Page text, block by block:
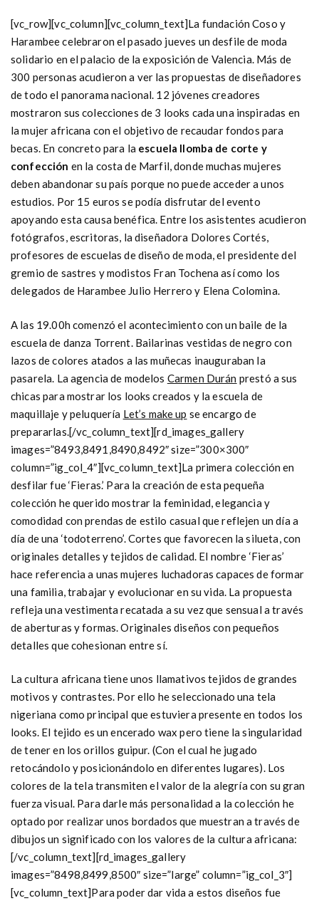
[vc_row][vc_column][vc_column_text]La fundación Coso y
Harambee celebraron el pasado jueves un desfile de moda
solidario en el palacio de la exposición de Valencia. Más de
300 personas acudieron a ver las propuestas de diseñadores
de todo el panorama nacional. 12 jóvenes creadores
mostraron sus colecciones de 3 looks cada una inspiradas en
la mujer africana con el objetivo de recaudar fondos para
becas. En concreto para la escuela Ilomba de corte y
confección en la costa de Marfil, donde muchas mujeres
deben abandonar su país porque no puede acceder a unos
estudios. Por 15 euros se podía disfrutar del evento
apoyando esta causa benéfica. Entre los asistentes acudieron
fotógrafos, escritoras, la diseñadora Dolores Cortés,
profesores de escuelas de diseño de moda, el presidente del
gremio de sastres y modistos Fran Tochena así como los
delegados de Harambee Julio Herrero y Elena Colomina.
A las 19.00h comenzó el acontecimiento con un baile de la
escuela de danza Torrent. Bailarinas vestidas de negro con
lazos de colores atados a las muñecas inauguraban la
pasarela. La agencia de modelos Carmen Durán prestó a sus
chicas para mostrar los looks creados y la escuela de
maquillaje y peluquería Let’s make up se encargo de
prepararlas.[/vc_column_text][rd_images_gallery
images=”8493,8491,8490,8492″ size=”300×300″
column=”ig_col_4″][vc_column_text]La primera colección en
desfilar fue ‘Fieras.’ Para la creación de esta pequeña
colección he querido mostrar la feminidad, elegancia y
comodidad con prendas de estilo casual que reflejen un día a
día de una ‘todoterreno’. Cortes que favorecen la silueta, con
originales detalles y tejidos de calidad. El nombre ‘Fieras’
hace referencia a unas mujeres luchadoras capaces de formar
una familia, trabajar y evolucionar en su vida. La propuesta
refleja una vestimenta recatada a su vez que sensual a través
de aberturas y formas. Originales diseños con pequeños
detalles que cohesionan entre sí.
La cultura africana tiene unos llamativos tejidos de grandes
motivos y contrastes. Por ello he seleccionado una tela
nigeriana como principal que estuviera presente en todos los
looks. El tejido es un encerado wax pero tiene la singularidad
de tener en los orillos guipur. (Con el cual he jugado
retocándolo y posicionándolo en diferentes lugares). Los
colores de la tela transmiten el valor de la alegría con su gran
fuerza visual. Para darle más personalidad a la colección he
optado por realizar unos bordados que muestran a través de
dibujos un significado con los valores de la cultura africana:
[/vc_column_text][rd_images_gallery
images=”8498,8499,8500″ size=”large” column=”ig_col_3″]
[vc_column_text]Para poder dar vida a estos diseños fue